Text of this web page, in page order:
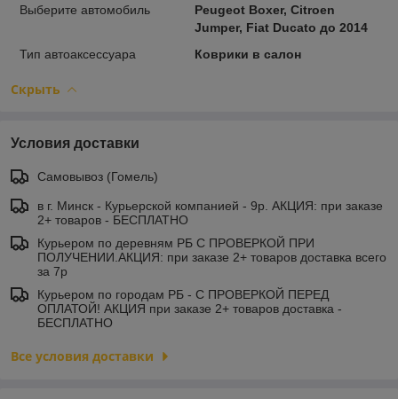
Выберите автомобиль
Peugeot Boxer, Citroen
Jumper, Fiat Ducato до 2014
Тип автоаксессуара
Коврики в салон
Скрыть
Условия доставки
Самовывоз (Гомель)
в г. Минск - Курьерской компанией - 9р. АКЦИЯ: при заказе
2+ товаров - БЕСПЛАТНО
Курьером по деревням РБ С ПРОВЕРКОЙ ПРИ
ПОЛУЧЕНИИ.АКЦИЯ: при заказе 2+ товаров доставка всего
за 7р
Курьером по городам РБ - С ПРОВЕРКОЙ ПЕРЕД
ОПЛАТОЙ! АКЦИЯ при заказе 2+ товаров доставка -
БЕСПЛАТНО
Все условия доставки